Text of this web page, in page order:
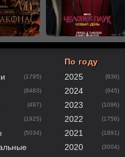
4
(1795)
(8483)
(497)
(1925)
(5034)
По году
2025
(836)
2024 (945)
2023 (1096)
2022 (1756)
2021 (1891)
2020 (3004)